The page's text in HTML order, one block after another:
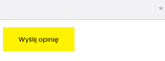
Wyślij opinię